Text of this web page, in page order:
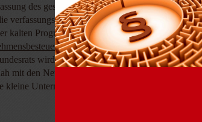
des gesamten Tarifverlaufs, die den Effekt
verfassungsrechtlich gebotene Anhebung des
kalten Progression erfahren möchte, sollte auf die
wird das Reisekostenrecht reformiert.
mit den Neuregelungen beschäftigen.
kleine Unternehmenssteuerreform (im